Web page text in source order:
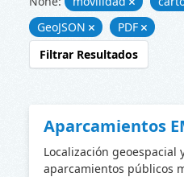
GeoJSON
PDF
Filtrar Resultados
Aparcamientos
Localización geoespacial
aparcamientos públicos